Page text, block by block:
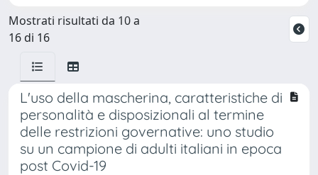
Mostrati risultati da 10 a
16 di 16
L'uso della mascherina, caratteristiche di
personalità e disposizionali al termine
delle restrizioni governative: uno studio
su un campione di adulti italiani in epoca
post Covid-19